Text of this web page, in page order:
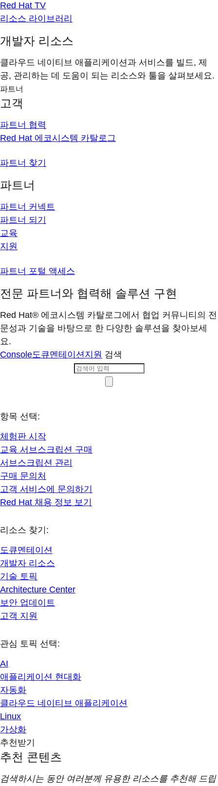
Red Hat TV
리소스 라이브러리
개발자 리소스
클라우드 네이티브 애플리케이션과 서비스를 빌드, 제
공, 관리하는 데 도움이 되는 리소스와 툴을 살펴보세요.
파트너
고객
파트너 협력
Red Hat 에코시스템 카탈로그
파트너 찾기
파트너
파트너 커넥트
파트너 되기
교육
지원
파트너 포털 액세스
전문 파트너와 협력해 솔루션 구현
Red Hat® 에코시스템 카탈로그에서 협업 커뮤니티의 전
문성과 기술을 바탕으로 한 다양한 솔루션을 찾아보세
요.
Console도큐멘테이션지원 검색
항목 선택:
체험판 시작
교육 서브스크립션 구매
서브스크립션 관리
구매 문의처
고객 서비스에 문의하기
Red Hat 채용 정보 보기
리소스 찾기:
도큐멘테이션
개발자 리소스
기술 토픽
Architecture Center
보안 업데이트
고객 지원
관심 토픽 선택:
AI
애플리케이션 현대화
자동화
클라우드 네이티브 애플리케이션
Linux
가상화
추천받기
추천 콘텐츠
검색하시는 동안 여러분께 유용한 리소스를 추천해 드립